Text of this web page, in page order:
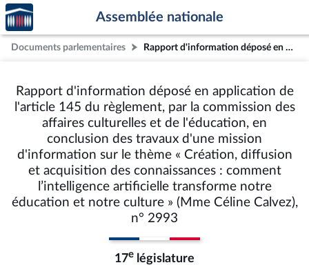
Aller au contenu
Aller en bas de la page
Accèder
à la
page
d'accueil
Assemblée nationale
Documents parlementaires Rapport d'information déposé en application de l'article 145 du règlement, par la commission des affaires culturelles et de l'éducation, en conclusion des travaux d'une mission d'information sur le thème « Création, diffusion et acquisition des connaissances : comment l’intelligence artificielle transforme notre éducation et notre culture » (Mme Céline Calvez), n° 2993
Rapport d'information déposé en application de
l'article 145 du règlement, par la commission des
affaires culturelles et de l'éducation, en
conclusion des travaux d'une mission
d'information sur le thème « Création, diffusion
et acquisition des connaissances : comment
l’intelligence artificielle transforme notre
éducation et notre culture » (Mme Céline Calvez),
n° 2993
17e législature